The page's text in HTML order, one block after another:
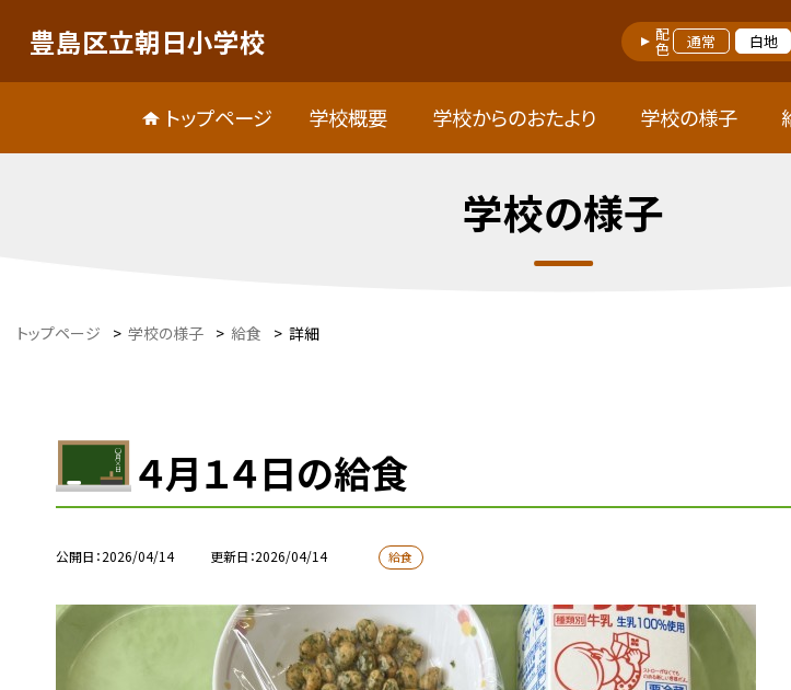
豊島区立朝日小学校 配色 通常 白地
トップページ 学校概要 学校からのおたより 学校の様子
学校の様子
トップページ > 学校の様子 > 給食 > 詳細
４月１４日の給食
公開日 2026/04/14 更新日 2026/04/14 給食